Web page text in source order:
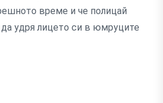
време и че полицай
да удря лицето си в юмруците